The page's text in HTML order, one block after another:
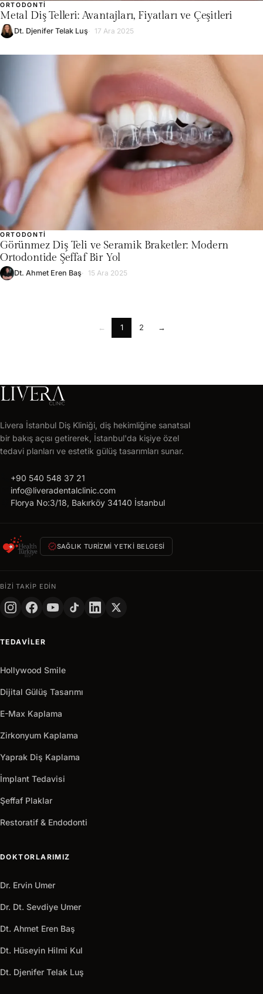
ORTODONTI
Metal Diş Telleri: Avantajları, Fiyatları ve Çeşitleri
Dt. Djenifer Telak Luş 17 Ara 2025
ORTODONTI
Görünmez Diş Teli ve Seramik Braketler: Modern
Ortodontide Şeffaf Bir Yol
Dt. Ahmet Eren Baş 15 Ara 2025
← 1 2 →
Livera İstanbul Diş Kliniği, diş hekimliğine sanatsal
bir bakış açısı getirerek, İstanbul'da kişiye özel
tedavi planları ve estetik gülüş tasarımları sunar.
+90 540 548 37 21
info@liveradentalclinic.com
Florya No:3/18, Bakırköy 34140 İstanbul
verifiedSAĞLIK TURIZMI YETKI BELGESI
BIZI TAKIP EDIN
TEDAVILER
Hollywood Smile
Dijital Gülüş Tasarımı
E-Max Kaplama
Zirkonyum Kaplama
Yaprak Diş Kaplama
İmplant Tedavisi
Şeffaf Plaklar
Restoratif & Endodonti
DOKTORLARIMIZ
Dr. Ervin Umer
Dr. Dt. Sevdiye Umer
Dt. Ahmet Eren Baş
Dt. Hüseyin Hilmi Kul
Dt. Djenifer Telak Luş